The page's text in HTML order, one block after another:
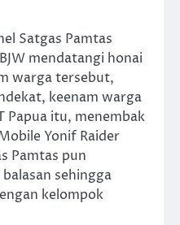
Satgas Pamtas
mendatangi honai
warga tersebut,
keenam warga
Papua itu, menembak
Yonif Raider
Pamtas pun
sehingga
kelompok